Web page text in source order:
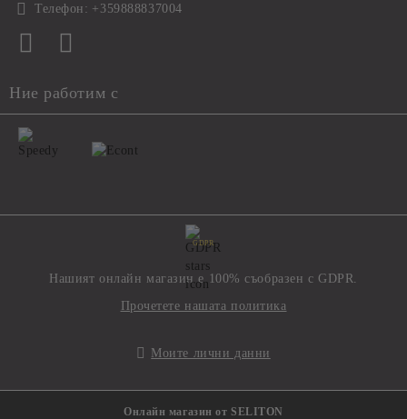
Телефон: +359888837004
Ние работим с
GDPR
Нашият онлайн магазин е 100% съобразен с GDPR.
Прочетете нашата политика
Моите лични данни
Онлайн магазин от SELITON